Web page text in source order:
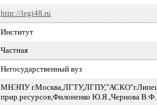
http://legi48.ru
Институт
Частная
Негосударственный вуз
МНЭПУ
прир.ресурсов,Филоненко Ю.Я.,Чернова